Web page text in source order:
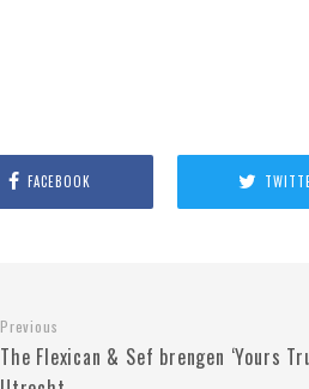
FACEBOOK
Previous
The Flexican & Sef brengen ‘Yours